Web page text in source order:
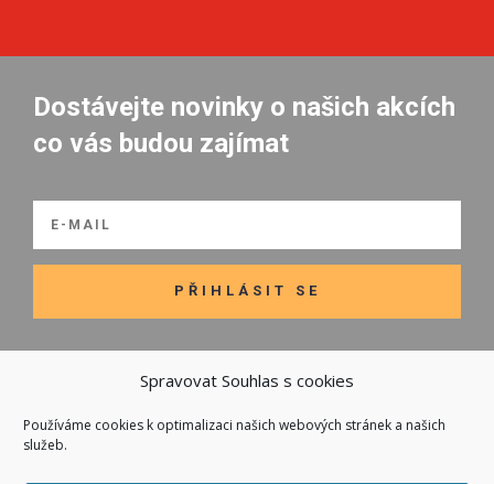
Spravovat Souhlas s cookies
Používáme cookies k optimalizaci našich webových stránek a našich
služeb.
Dostávejte novinky o našich akcích
co vás budou zajímat
PŘIHLÁSIT SE
Odkazy